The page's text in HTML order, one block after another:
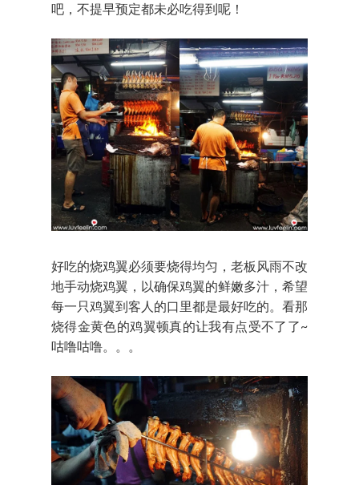
吧，不提早预定都未必吃得到呢！
好吃的烧鸡翼必须要烧得均匀，老板风雨不改
地手动烧鸡翼，以确保鸡翼的鲜嫩多汁，希望
每一只鸡翼到客人的口里都是最好吃的。看那
烧得金黄色的鸡翼顿真的让我有点受不了了~
咕噜咕噜。。。